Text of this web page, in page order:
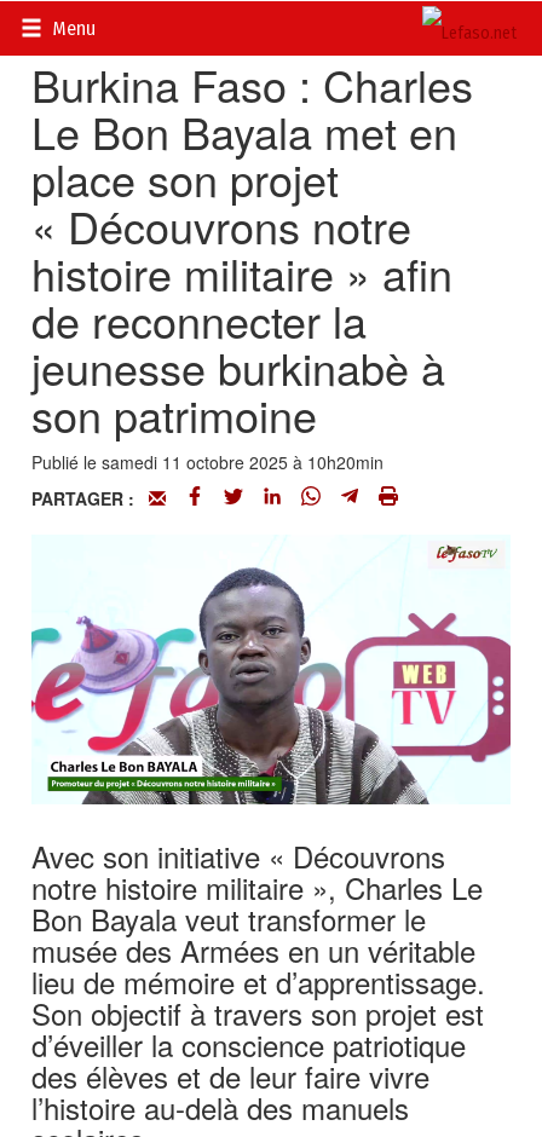
Menu
Accueil>
Burkina Faso : Charles
Le Bon Bayala met en
place son projet
« Découvrons notre
histoire militaire » afin
de reconnecter la
jeunesse burkinabè à
son patrimoine
Publié le samedi 11 octobre 2025 à 10h20min
PARTAGER :
Avec son initiative « Découvrons
notre histoire militaire », Charles Le
Bon Bayala veut transformer le
musée des Armées en un véritable
lieu de mémoire et d’apprentissage.
Son objectif à travers son projet est
d’éveiller la conscience patriotique
des élèves et de leur faire vivre
l’histoire au-delà des manuels